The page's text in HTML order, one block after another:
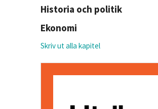
Historia och politik
Ekonomi
Skriv ut alla kapitel